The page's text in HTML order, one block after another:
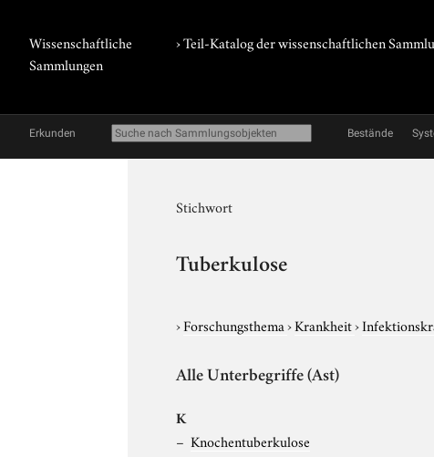
Wissenschaftliche
Sammlungen
› Teil-Katalog der wissenschaftlichen
Erkunden Bestände
Stichwort
Tuberkulose
›Forschungsthema›Krankheit›
Alle Unterbegriffe (Ast)
K
Knochentuberkulose